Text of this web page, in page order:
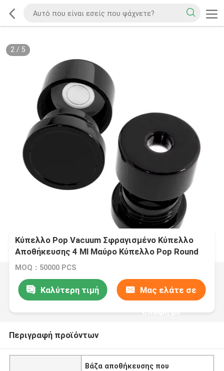
2/ 5
Κύπελλο Pop Vacuum Σφραγισμένο Κύπελλο
Αποθήκευσης 4 Ml Μαύρο Κύπελλο Pop Round
Containers Κύπελλο Concentrate Κύπελλο με
MOQ：50000 PCS
Καλύτερη τιμή Μας ελάτε σε
επαφή με
Περιγραφή προϊόντων
Βάζα αποθήκευσης που